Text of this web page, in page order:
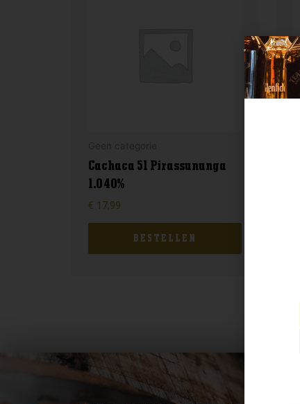
Cachaca 51 Pirassununga
1.0 40%
€ 17,99
BESTELLEN